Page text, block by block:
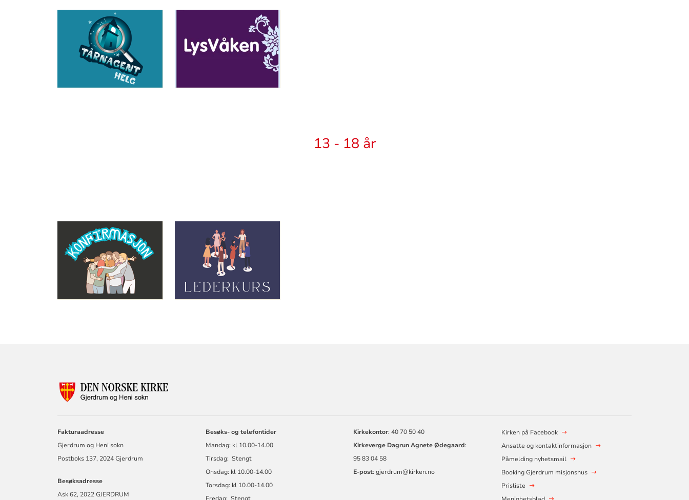
Artikkelsnarveger
13 - 18 år
Artikkelsnarveger
Fakturaadresse
Gjerdrum og Heni sokn
Postboks 137, 2024 Gjerdrum
Besøksadresse
Ask 62, 2022 GJERDRUM
Besøks- og telefontider
Mandag: kl 10.00-14.00
Tirsdag: Stengt
Onsdag: kl 10.00-14.00
Torsdag: kl 10.00-14.00
Kirkekontor: 40 70 50 40
Kirkeverge Dagrun Agnete Ødegaard:
95 83 04 58
E-post: gjerdrum@kirken.no
Kirken på Facebook
Ansatte og kontaktinformasjon
Påmelding nyhetsmail
Booking Gjerdrum misjonshus
Prisliste